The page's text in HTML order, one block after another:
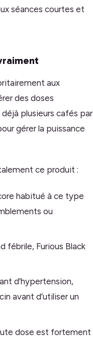
séances courtes et
aux
des doses
plusieurs cafés par
gérer la puissance
ce produit :
habitué à ce type
ou
fébrile, Furious Black
d’hypertension,
avant d’utiliser un
dose est fortement